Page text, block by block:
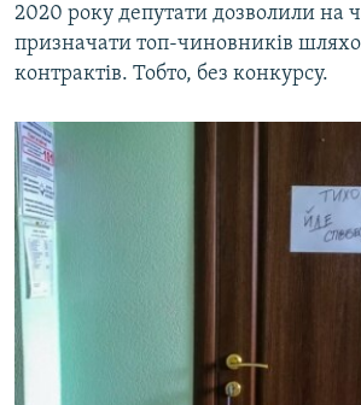
2020 року депутати дозволили на
призначати топ-чиновників
контрактів. Тобто, без конкурсу.